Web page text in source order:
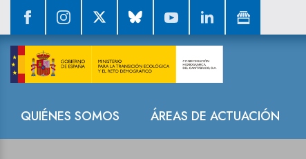
Navegación
QUIÉNES SOMOS ÁREAS DE ACTUACIÓN
Sala de prensa